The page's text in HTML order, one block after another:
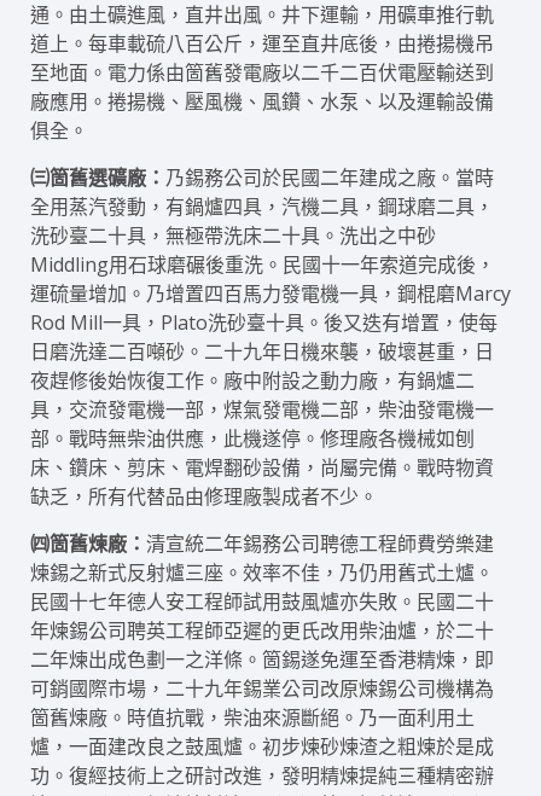
通。由土礦進風，直井出風。井下運輸，用礦車推行軌
道上。每車載硫八百公斤，運至直井底後，由捲揚機吊
至地面。電力係由箇舊發電廠以二千二百伏電壓輸送到
廠應用。捲揚機、壓風機、風鑽、水泵、以及運輸設備
俱全。
㈢箇舊選礦廠： 乃錫務公司於民國二年建成之廠。當時
全用蒸汽發動，有鍋爐四具，汽機二具，鋼球磨二具，
洗砂臺二十具，無極帶洗床二十具。洗出之中砂
Middling用石球磨碾後重洗。民國十一年索道完成後，
運硫量增加。乃增置四百馬力發電機一具，鋼棍磨Marcy
Rod Mill一具，Plato洗砂臺十具。後又迭有增置，使每
日磨洗達二百噸砂。二十九年日機來襲，破壞甚重，日
夜趕修後始恢復工作。廠中附設之動力廠，有鍋爐二
具，交流發電機一部，煤氣發電機二部，柴油發電機一
部。戰時無柴油供應，此機遂停。修理廠各機械如刨
床、鑽床、剪床、電焊翻砂設備，尚屬完備。戰時物資
缺乏，所有代替品由修理廠製成者不少。
㈣箇舊煉廠： 清宣統二年錫務公司聘德工程師費勞樂建
煉錫之新式反射爐三座。效率不佳，乃仍用舊式土爐。
民國十七年德人安工程師試用鼓風爐亦失敗。民國二十
年煉錫公司聘英工程師亞遲的更氏改用柴油爐，於二十
二年煉出成色劃一之洋條。箇錫遂免運至香港精煉，即
可銷國際市場，二十九年錫業公司改原煉錫公司機構為
箇舊煉廠。時值抗戰，柴油來源斷絕。乃一面利用土
爐，一面建改良之鼓風爐。初步煉砂煉渣之粗煉於是成
功。復經技術上之研討改進，發明精煉提純三種精密辦